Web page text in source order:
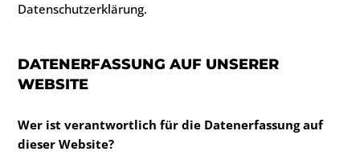
Datenschutzerklärung.
DATENERFASSUNG AUF UNSERER
WEBSITE
Wer ist verantwortlich für die Datenerfassung auf
dieser Website?